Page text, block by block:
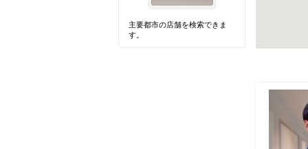
主要都市の店舗を検索できま
す。